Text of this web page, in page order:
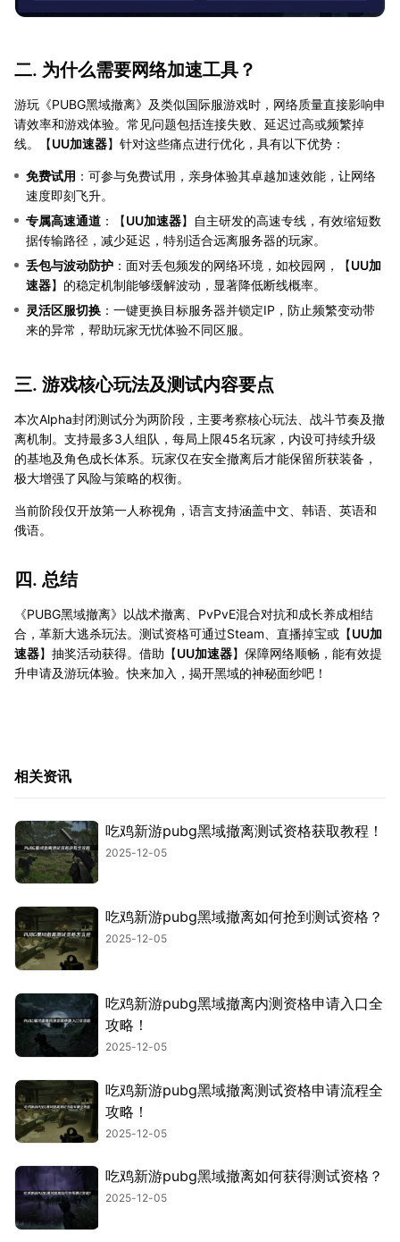
二. 为什么需要网络加速工具？
游玩《PUBG黑域撤离》及类似国际服游戏时，网络质量直接影响申
请效率和游戏体验。常见问题包括连接失败、延迟过高或频繁掉
线。【UU加速器】针对这些痛点进行优化，具有以下优势：
免费试用 ：可参与免费试用，亲身体验其卓越加速效能，让网络
速度即刻飞升。
专属高速通道 ：【UU加速器】自主研发的高速专线，有效缩短数
据传输路径，减少延迟，特别适合远离服务器的玩家。
丢包与波动防护 ：面对丢包频发的网络环境，如校园网，【UU加
速器】的稳定机制能够缓解波动，显著降低断线概率。
灵活区服切换 ：一键更换目标服务器并锁定IP，防止频繁变动带
来的异常，帮助玩家无忧体验不同区服。
三. 游戏核心玩法及测试内容要点
本次Alpha封闭测试分为两阶段，主要考察核心玩法、战斗节奏及撤
离机制。支持最多3人组队，每局上限45名玩家，内设可持续升级
的基地及角色成长体系。玩家仅在安全撤离后才能保留所获装备，
极大增强了风险与策略的权衡。
当前阶段仅开放第一人称视角，语言支持涵盖中文、韩语、英语和
俄语。
四. 总结
《PUBG黑域撤离》以战术撤离、PvPvE混合对抗和成长养成相结
合，革新大逃杀玩法。测试资格可通过Steam、直播掉宝或【UU加
速器】抽奖活动获得。借助【UU加速器】保障网络顺畅，能有效提
升申请及游玩体验。快来加入，揭开黑域的神秘面纱吧！
相关资讯
吃鸡新游pubg黑域撤离测试资格获取教程！
2025-12-05
吃鸡新游pubg黑域撤离如何抢到测试资格？
2025-12-05
吃鸡新游pubg黑域撤离内测资格申请入口全
攻略！
2025-12-05
吃鸡新游pubg黑域撤离测试资格申请流程全
攻略！
2025-12-05
吃鸡新游pubg黑域撤离如何获得测试资格？
2025-12-05